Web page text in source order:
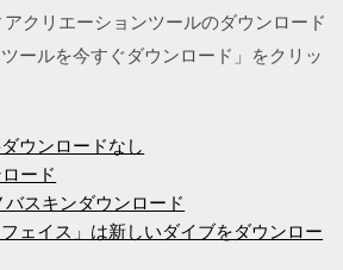
クリエーションツールのダウンロード
ールを今すぐダウンロード」をクリッ
ウンロードなし
ード
スキンダウンロード
フェイス」は新しいダイブをダウンロー